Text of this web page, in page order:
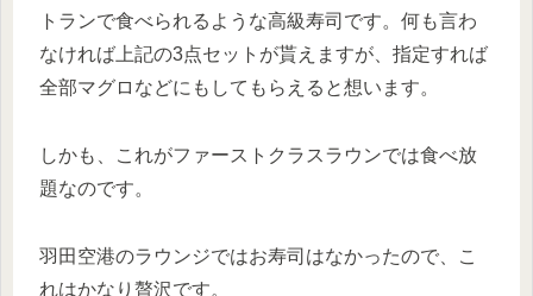
トランで食べられるような高級寿司です。何も言わ
なければ上記の3点セットが貰えますが、指定すれば
全部マグロなどにもしてもらえると想います。
しかも、これがファーストクラスラウンでは食べ放
題なのです。
羽田空港のラウンジではお寿司はなかったので、こ
れはかなり贅沢です。